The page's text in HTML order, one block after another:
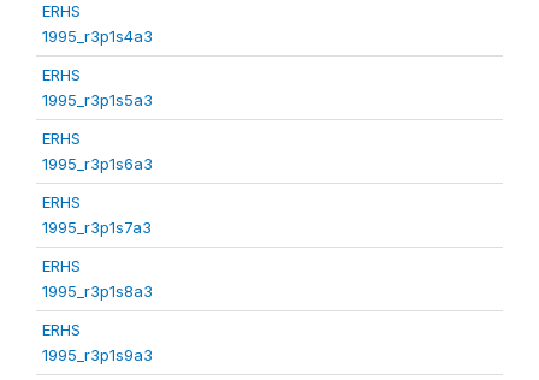
ERHS
1995_r3p1s4a3
ERHS
1995_r3p1s5a3
ERHS
1995_r3p1s6a3
ERHS
1995_r3p1s7a3
ERHS
1995_r3p1s8a3
ERHS
1995_r3p1s9a3